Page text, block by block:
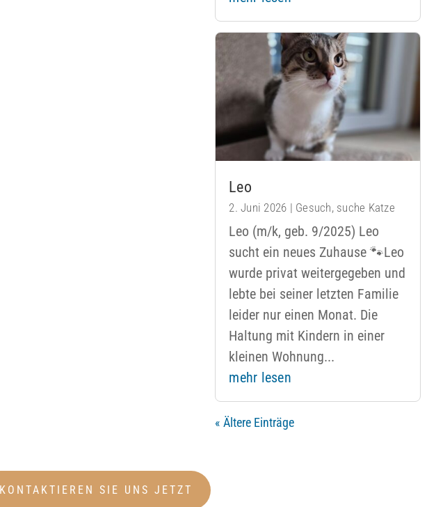
Leo
2. Juni 2026 | Gesuch, suche Katze
Leo (m/k, geb. 9/2025) Leo
sucht ein neues Zuhause 🐾Leo
wurde privat weitergegeben und
lebte bei seiner letzten Familie
leider nur einen Monat. Die
Haltung mit Kindern in einer
kleinen Wohnung...
mehr lesen
« Ältere Einträge
KONTAKTIEREN SIE UNS JETZT